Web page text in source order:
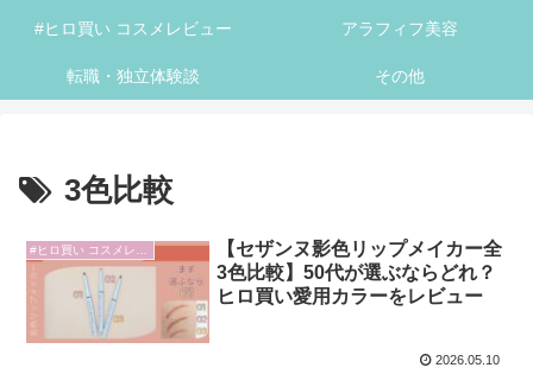
#ヒロ買い コスメレビュー アラフィフ美容
転職・独立体験談 その他
3色比較
【セザンヌ影色リップメイカー全
3色比較】50代が選ぶならどれ？
ヒロ買い愛用カラーをレビュー
2026.05.10